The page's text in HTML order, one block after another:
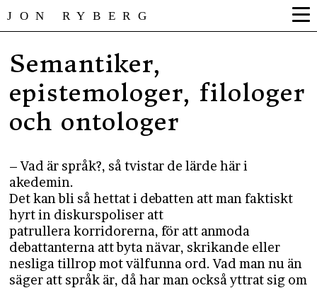
JON RYBERG
Semantiker,
epistemologer, filologer
och ontologer
– Vad är språk?, så tvistar de lärde här i
akedemin.
Det kan bli så hettat i debatten att man faktiskt
hyrt in diskurspoliser att
patrullera korridorerna, för att anmoda
debattanterna att byta nävar, skrikande eller
nesliga tillrop mot välfunna ord. Vad man nu än
säger att språk är, då har man också yttrat sig om